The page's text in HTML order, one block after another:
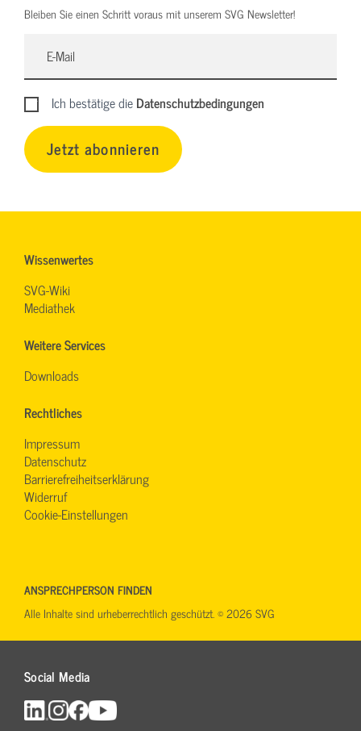
Bleiben Sie einen Schritt voraus mit unserem SVG Newsletter!
Ich bestätige dieDatenschutzbedingungen
Jetzt abonnieren
Wissenwertes
SVG-Wiki
Mediathek
Weitere Services
Downloads
Rechtliches
Impressum
Datenschutz
Barrierefreiheitserklärung
Widerruf
Cookie-Einstellungen
Social Media
ANSPRECHPERSON FINDEN
Alle Inhalte sind urheberrechtlich geschützt. © 2026 SVG